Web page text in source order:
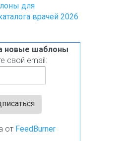
для
врачей 2026
новые шаблоны
свой email:
от FeedBurner